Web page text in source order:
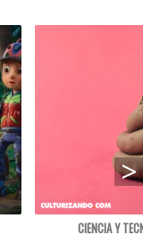
CIENCIA Y